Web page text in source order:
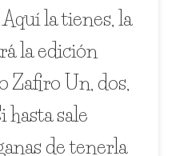
Aquí la tienes, la
la edición
Zafiro Un, dos,
hasta sale
de tenerla